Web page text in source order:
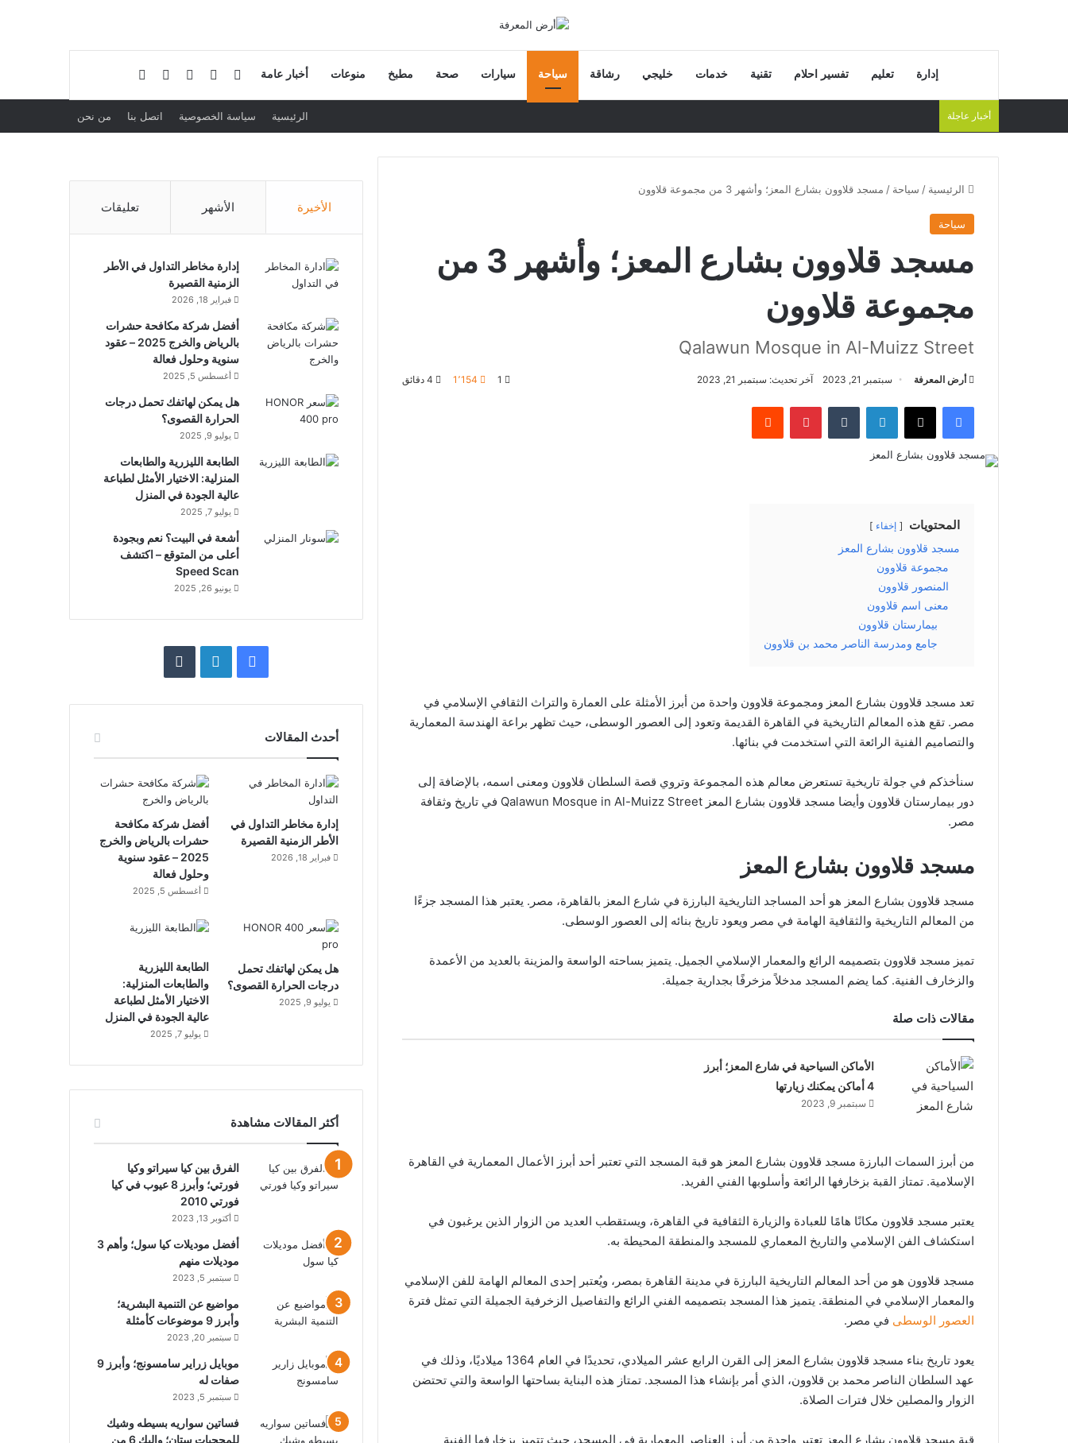
إدارة تعليم تفسير احلام تقنية خدمات خليجي رشاقة سياحة سيارات صحة مطبخ منوعات أخبار عامة فيسبوكلينكدإن إضافة عمود جانبي
أخبار عاجلة الرئيسية سياسة الخصوصية اتصل بنا من نحن
الرئيسية / سياحة / مسجد قلاوون بشارع المعز؛ وأشهر 3 من مجموعة قلاوون
سياحة
مسجد قلاوون بشارع المعز؛ وأشهر 3 من
مجموعة قلاوون
Qalawun Mosque in Al-Muizz Street
أرض المعرفة سبتمبر 21, 2023 آخر تحديث: سبتمبر 21, 2023 1 1٬154
فيسبوك ‫X لينكدإن بينتيريست
المحتويات إخفاء
مسجد قلاوون بشارع المعز
مجموعة قلاوون
المنصور قلاوون
معنى اسم قلاوون
بيمارستان قلاوون
جامع ومدرسة الناصر محمد بن قلاوون
تعد مسجد قلاوون بشارع المعز ومجموعة قلاوون واحدة من أبرز الأمثلة على العمارة والتراث الثقافي الإسلامي في
مصر. تقع هذه المعالم التاريخية في القاهرة القديمة وتعود إلى العصور الوسطى، حيث تظهر براعة الهندسة المعمارية
والتصاميم الفنية الرائعة التي استخدمت في بنائها.
سنأخذكم في جولة تاريخية تستعرض معالم هذه المجموعة وتروي قصة السلطان قلاوون ومعنى اسمه، بالإضافة إلى
دور بيمارستان قلاوون وأيضا مسجد قلاوون بشارع المعز Qalawun Mosque in Al-Muizz Street في تاريخ وثقافة
مصر.
مسجد قلاوون بشارع المعز
مسجد قلاوون بشارع المعز هو أحد المساجد التاريخية البارزة في شارع المعز بالقاهرة، مصر. يعتبر هذا المسجد جزءًا
من المعالم التاريخية والثقافية الهامة في مصر ويعود تاريخ بنائه إلى العصور الوسطى.
تميز مسجد قلاوون بتصميمه الرائع والمعمار الإسلامي الجميل. يتميز بساحته الواسعة والمزينة بالعديد من الأعمدة
والزخارف الفنية. كما يضم المسجد مدخلاً مزخرفًا بجدارية جميلة.
مقالات ذات صلة
الأماكن السياحية في شارع المعز؛ أبرز
4 أماكن يمكنك زيارتها
سبتمبر 9, 2023
من أبرز السمات البارزة مسجد قلاوون بشارع المعز هو قبة المسجد التي تعتبر أحد أبرز الأعمال المعمارية في القاهرة
الإسلامية. تمتاز القبة بزخارفها الرائعة وأسلوبها الفني الفريد.
يعتبر مسجد قلاوون مكانًا هامًا للعبادة والزيارة الثقافية في القاهرة، ويستقطب العديد من الزوار الذين يرغبون في
استكشاف الفن الإسلامي والتاريخ المعماري للمسجد والمنطقة المحيطة به.
مسجد قلاوون هو من أحد المعالم التاريخية البارزة في مدينة القاهرة بمصر، ويُعتبر إحدى المعالم الهامة للفن الإسلامي
والمعمار الإسلامي في المنطقة. يتميز هذا المسجد بتصميمه الفني الرائع والتفاصيل الزخرفية الجميلة التي تمثل فترة
العصور الوسطى في مصر.
يعود تاريخ بناء مسجد قلاوون بشارع المعز إلى القرن الرابع عشر الميلادي، تحديدًا في العام 1364 ميلاديًا، وذلك في
عهد السلطان الناصر محمد بن قلاوون، الذي أمر بإنشاء هذا المسجد. تمتاز هذه البناية بساحتها الواسعة والتي تحتضن
الزوار والمصلين خلال فترات الصلاة.
قبة مسجد قلاوون بشارع المعز تعتبر واحدة من أبرز العناصر المعمارية في المسجد، حيث تتميز بزخارفها الفنية
الأخيرة الأشهر تعليقات
إدارة مخاطر التداول في الأطر
الزمنية القصيرة
فبراير 18, 2026
أفضل شركة مكافحة حشرات
بالرياض والخرج 2025 – عقود
سنوية وحلول فعالة
أغسطس 5, 2025
هل يمكن لهاتفك تحمل درجات
الحرارة القصوى؟
يوليو 9, 2025
الطابعة الليزرية والطابعات
المنزلية: الاختيار الأمثل لطباعة
عالية الجودة في المنزل
يوليو 7, 2025
أشعة في البيت؟ نعم وبجودة
أعلى من المتوقع – اكتشف
Speed Scan
يونيو 26, 2025
فيسبوكلينكدإن
‏Tumblr
أحدث المقالات
إدارة مخاطر التداول في
الأطر الزمنية القصيرة
فبراير 18, 2026
أفضل شركة مكافحة
حشرات بالرياض والخرج
2025 – عقود سنوية
وحلول فعالة
أغسطس 5, 2025
هل يمكن لهاتفك تحمل
درجات الحرارة القصوى؟
يوليو 9, 2025
الطابعة الليزرية
والطابعات المنزلية:
الاختيار الأمثل لطباعة
عالية الجودة في المنزل
يوليو 7, 2025
أكثر المقالات مشاهدة
الفرق بين كيا سيراتو وكيا
فورتي؛ وأبرز 8 عيوب في كيا
فورتي 2010
أكتوبر 13, 2023
أفضل موديلات كيا سول؛ وأهم 3
موديلات منهم
سبتمبر 5, 2023
مواضيع عن التنمية البشرية؛
وأبرز 9 موضوعات كأمثلة
سبتمبر 20, 2023
موبايل زراير سامسونج؛ وأبرز 9
صفات له
سبتمبر 5, 2023
فساتين سواريه بسيطه وشيك
للمحجبات ستان؛ وإليكِ 6 من